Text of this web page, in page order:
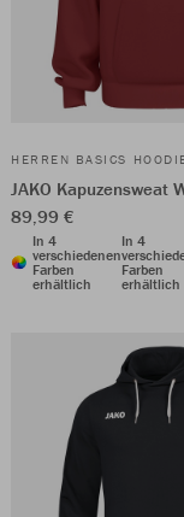
HERREN BASICS
JAKO Kapuzensweat
89,99 €
In 4
verschiedenen
Farben
erhältlich
In 4
Farben
erhältlich